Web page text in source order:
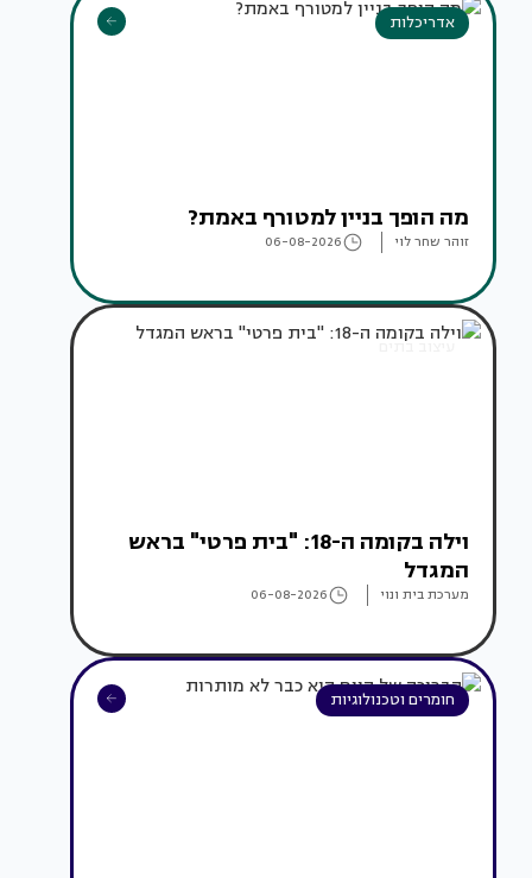
אדריכלות
מה הופך בניין למטורף באמת?
זוהר שחר לוי 06-08-2026
עיצוב בתים
וילה בקומה ה-18: "בית פרטי" בראש
המגדל
מערכת בית ונוי 06-08-2026
חומרים וטכנולוגיות